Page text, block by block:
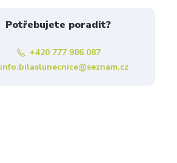
Potřebujete poradit?
+420 777 986 087
info.bilaslunecnice@seznam.cz